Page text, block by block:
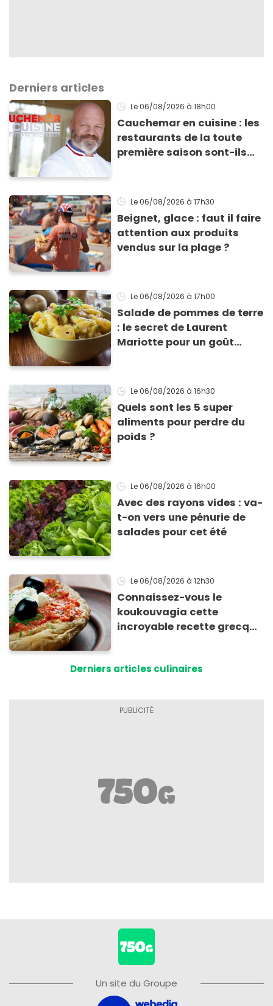
Derniers articles
Le 06/08/2026 à 18h00
Cauchemar en cuisine : les
restaurants de la toute
première saison sont-ils
Le 06/08/2026 à 17h30
Beignet, glace : faut il faire
attention aux produits
vendus sur la plage ?
Le 06/08/2026 à 17h00
Salade de pommes de terre
: le secret de Laurent
Mariotte pour un goût
Le 06/08/2026 à 16h30
Quels sont les 5 super
aliments pour perdre du
poids ?
Le 06/08/2026 à 16h00
Avec des rayons vides : va-
t-on vers une pénurie de
salades pour cet été
Le 06/08/2026 à 12h30
Connaissez-vous le
koukouvagia cette
incroyable recette grecque
Derniers articles culinaires
Un site du Groupe